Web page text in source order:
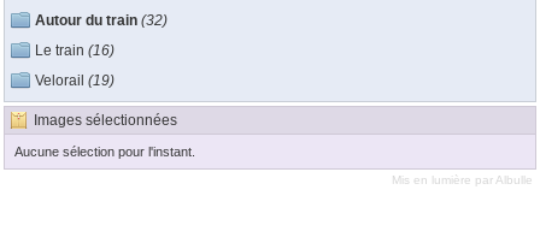
Autour du train (32)
Le train (16)
Velorail (19)
Images sélectionnées
Aucune sélection pour l'instant.
Mis en lumière par Albulle